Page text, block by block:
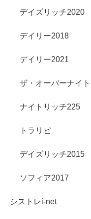
デイズリッチ2020
デイリー2018
デイリー2021
ザ・オーバーナイト
ナイトリッチ225
トラリピ
デイズリッチ2015
ソフィア2017
シストレi-net